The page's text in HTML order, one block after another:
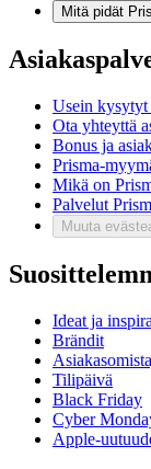
Mitä pidät
Usein
Ota yhteyttä
Bonus ja
Prisma-
Mikä on
Palvelut
Muuta
Ideat ja
Brändit
Tilipäivä
Black Friday
Cyber
Apple-